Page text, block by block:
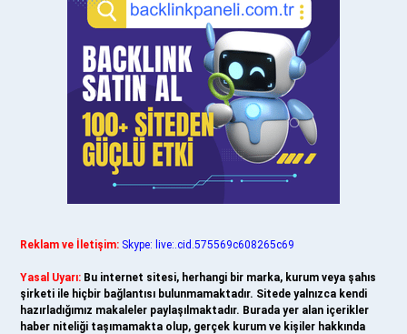
Reklam ve İletişim: Skype: live:.cid.575569c608265c69
Yasal Uyarı: Bu internet sitesi, herhangi bir marka, kurum veya şahıs
şirketi ile hiçbir bağlantısı bulunmamaktadır. Sitede yalnızca kendi
hazırladığımız makaleler paylaşılmaktadır. Burada yer alan içerikler
haber niteliği taşımamakta olup, gerçek kurum ve kişiler hakkında